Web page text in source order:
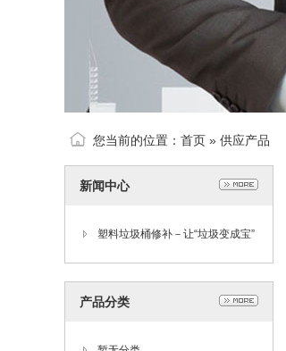
您当前的位置： 首页 » 供应产品
新闻中心
塑料垃圾桶修补－让“垃圾变成宝”
产品分类